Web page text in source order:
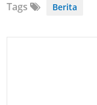
Tags Berita